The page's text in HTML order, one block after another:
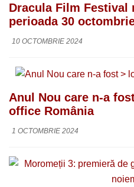
Dracula Film Festival
perioada 30
10 OCTOMBRIE 2024
Anul Nou care n-a
office România
1 OCTOMBRIE 2024